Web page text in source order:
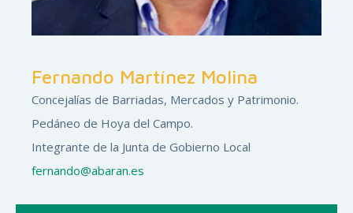
Fernando Martínez Molina
Concejalías de Barriadas, Mercados y Patrimonio.
Pedáneo de Hoya del Campo.
Integrante de la Junta de Gobierno Local
fernando@abaran.es